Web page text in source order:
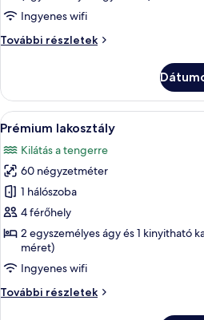
pezsgőfürdő
Ingyenes wifi
További részletek
Lakosztály,
A
következő
szoba
összes
képének
megtekintése:
Prémium
lakosztály
8
Prémium lakosztály
Kilátás a tengerre
60 négyzetméter
1 hálószoba
4 férőhely
2 egyszemélyes ágy és 1 kinyitható
méret)
Ingyenes wifi
További részletek
Prémium